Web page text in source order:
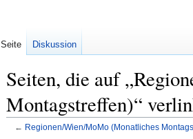
Seiten, die auf
Montagstreffen)“
← Regionen/Wien/MoMo (Monatliches
Seite Diskussion